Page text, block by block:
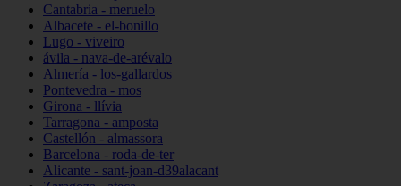
Cantabria - meruelo
Albacete - el-bonillo
Lugo - viveiro
ávila - nava-de-arévalo
Almería - los-gallardos
Pontevedra - mos
Girona - llívia
Tarragona - amposta
Castellón - almassora
Barcelona - roda-de-ter
Alicante - sant-joan-d39alacant